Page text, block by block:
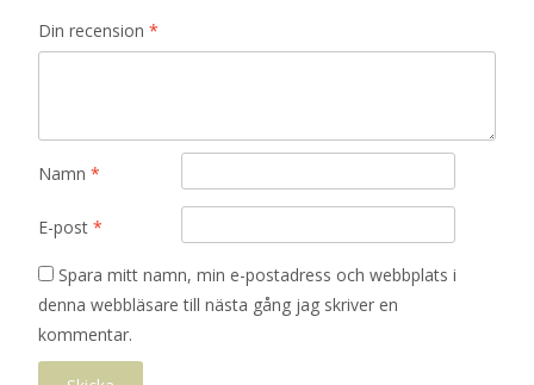
Din recension *
Namn *
E-post *
Spara mitt namn, min e-postadress och webbplats i
denna webbläsare till nästa gång jag skriver en
kommentar.